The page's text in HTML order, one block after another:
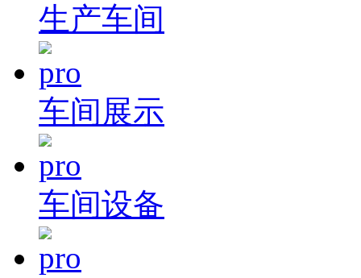
生产车间
车间展示
车间设备